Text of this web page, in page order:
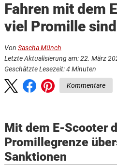
Fahren mit dem
viel Promille
Von Sascha Münch
Letzte Aktualisierung am: 22. März
Geschätzte Lesezeit:4 Minuten
Kommentare
Mit dem E-Scooter
Promillegrenze
Sanktionen